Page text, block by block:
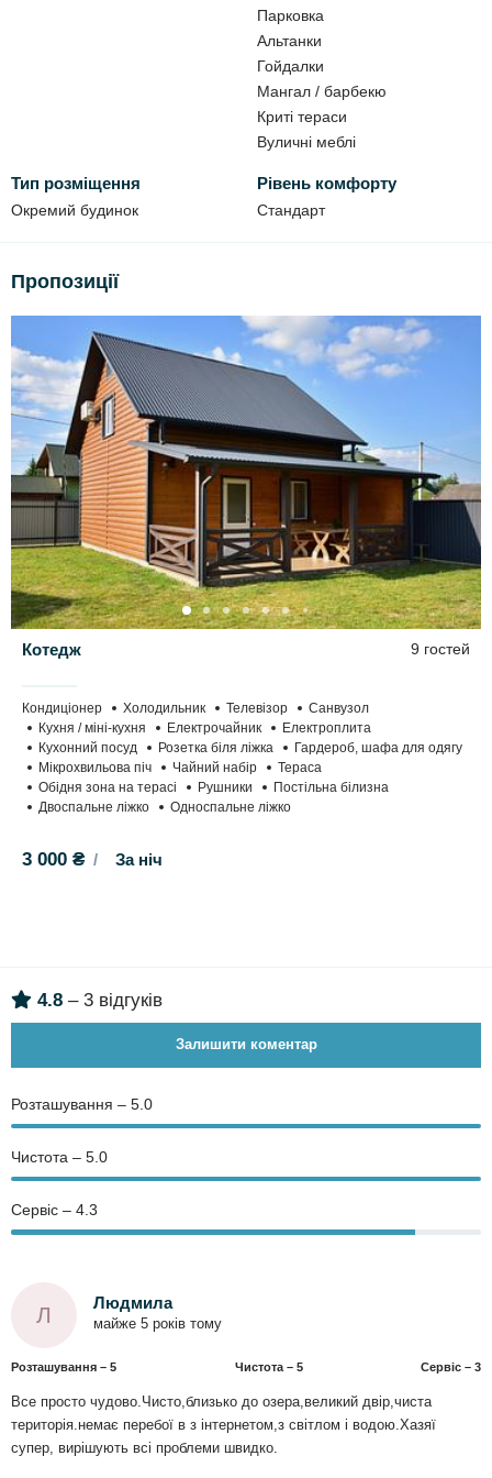
Парковка
Альтанки
Гойдалки
Мангал / барбекю
Криті тераси
Вуличні меблі
Тип розміщення
Окремий будинок
Рівень комфорту
Стандарт
Пропозиції
Котедж 9 гостей
Кондиціонер Холодильник Телевізор
Санвузол
Кухня / міні-кухня
Електрочайник
Електроплита
Кухонний посуд
Розетка біля ліжка
Гардероб, шафа для одягу
Мікрохвильова піч
Чайний набір
Тераса
Обідня зона на терасі
Рушники
Постільна білизна
Двоспальне ліжко
Односпальне ліжко
3 000 ₴ За ніч
4.8 – 3 відгуків
Залишити коментар
Розташування – 5.0
Чистота – 5.0
Сервіс – 4.3
Л Людмила
майже 5 років тому
Розташування – 5 Чистота – 5 Сервіс – 3
Все просто чудово.Чисто,близько до озера,великий двір,чиста
територія.немає перебої в з інтернетом,з світлом і водою.Хазяї
супер, вирішують всі проблеми швидко.